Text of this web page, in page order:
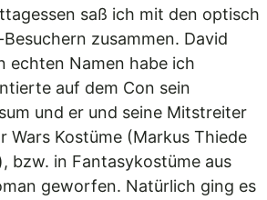
saß ich mit den optisch
zusammen. David
Namen habe ich
auf dem Con sein
und er und seine Mitstreiter
Wars Kostüme (Markus Thiede
bzw. in Fantasykostüme aus
geworfen. Natürlich ging es